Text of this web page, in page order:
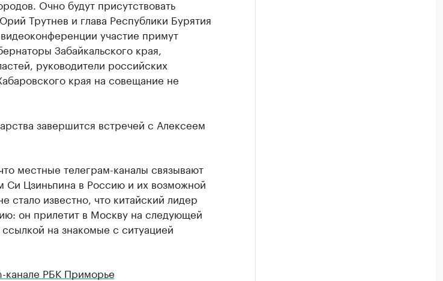
Очно будут присутствовать
Трутнев и глава Республики Бурятия
участие примут
Забайкальского края,
руководители российских
края на совещание не
завершится встречей с Алексеем
что местные телеграм-каналы связывают
Си Цзиньпина в Россию и их возможной
стало известно, что китайский лидер
он прилетит в Москву на следующей
на знакомые с ситуацией
канале РБК Приморье